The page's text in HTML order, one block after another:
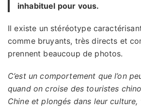
inhabituel pour vous.
Il existe un stéréotype
comme bruyants, très directs et
prennent beaucoup de photos.
C’est un comportement que l’on
quand on croise des touristes
Chine et plongés dans leur